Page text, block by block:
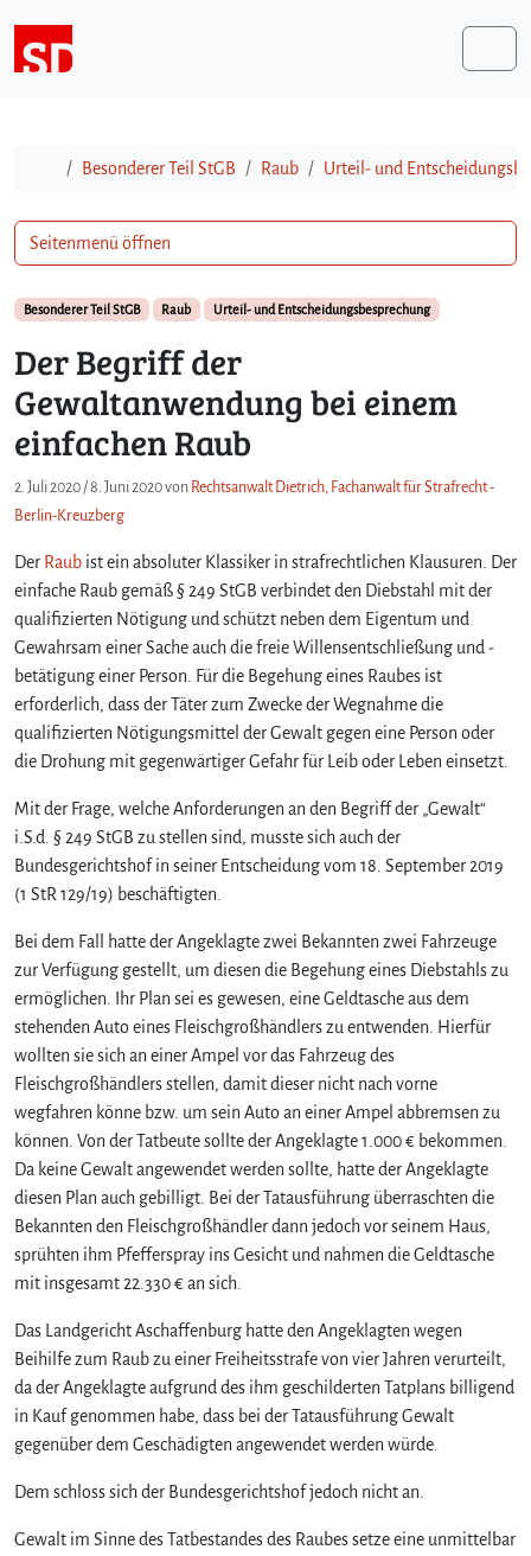
StartBesonderer Teil StGB Raub Urteil- und
Besonderer Teil StGB Raub Urteil- und Entscheidungsbesprechung
Der Begriff der
Gewaltanwendung bei einem
einfachen Raub
2. Juli 2020 /8. Juni 2020von Rechtsanwalt Dietrich, Fachanwalt für Strafrecht -
Berlin-Kreuzberg
Der Raub ist ein absoluter Klassiker in strafrechtlichen Klausuren. Der
einfache Raub gemäß § 249 StGB verbindet den Diebstahl mit der
qualifizierten Nötigung und schützt neben dem Eigentum und
Gewahrsam einer Sache auch die freie Willensentschließung und -
betätigung einer Person. Für die Begehung eines Raubes ist
erforderlich, dass der Täter zum Zwecke der Wegnahme die
qualifizierten Nötigungsmittel der Gewalt gegen eine Person oder
die Drohung mit gegenwärtiger Gefahr für Leib oder Leben einsetzt.
Mit der Frage, welche Anforderungen an den Begriff der „Gewalt“
i.S.d. § 249 StGB zu stellen sind, musste sich auch der
Bundesgerichtshof in seiner Entscheidung vom 18. September 2019
(1 StR 129/19) beschäftigten.
Bei dem Fall hatte der Angeklagte zwei Bekannten zwei Fahrzeuge
zur Verfügung gestellt, um diesen die Begehung eines Diebstahls zu
ermöglichen. Ihr Plan sei es gewesen, eine Geldtasche aus dem
stehenden Auto eines Fleischgroßhändlers zu entwenden. Hierfür
wollten sie sich an einer Ampel vor das Fahrzeug des
Fleischgroßhändlers stellen, damit dieser nicht nach vorne
wegfahren könne bzw. um sein Auto an einer Ampel abbremsen zu
können. Von der Tatbeute sollte der Angeklagte 1.000 € bekommen.
Da keine Gewalt angewendet werden sollte, hatte der Angeklagte
diesen Plan auch gebilligt. Bei der Tatausführung überraschten die
Bekannten den Fleischgroßhändler dann jedoch vor seinem Haus,
sprühten ihm Pfefferspray ins Gesicht und nahmen die Geldtasche
mit insgesamt 22.330 € an sich.
Das Landgericht Aschaffenburg hatte den Angeklagten wegen
Beihilfe zum Raub zu einer Freiheitsstrafe von vier Jahren verurteilt,
da der Angeklagte aufgrund des ihm geschilderten Tatplans billigend
in Kauf genommen habe, dass bei der Tatausführung Gewalt
gegenüber dem Geschädigten angewendet werden würde.
Dem schloss sich der Bundesgerichtshof jedoch nicht an.
Gewalt im Sinne des Tatbestandes des Raubes setze eine unmittelbar
Seitenmenü öffnen